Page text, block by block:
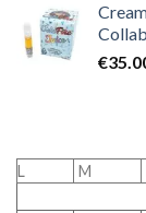
€
L M